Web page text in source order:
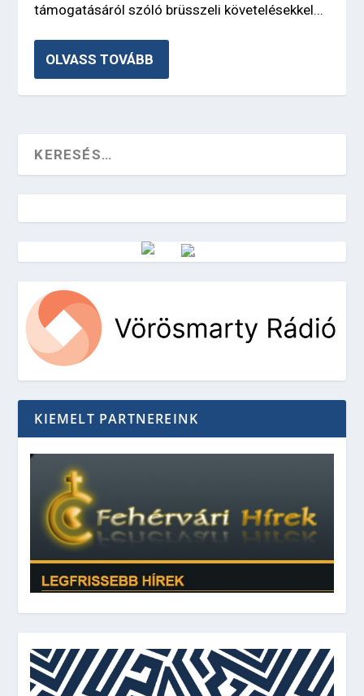
támogatásáról szóló brüsszeli követelésekkel...
OLVASS TOVÁBB
Vörösmarty Rádió
KIEMELT PARTNEREINK